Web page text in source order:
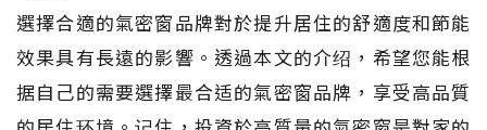
選擇合適的氣密窗品牌對於提升居住的舒適度和節能
效果具有長遠的影響。透過本文的介绍，希望您能根
据自己的需要選擇最合适的氣密窗品牌，享受高品質